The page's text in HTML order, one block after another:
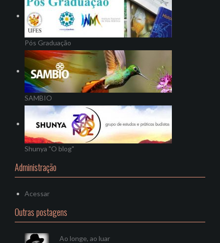
Pós Graduação
SAMBIO
Shunya "O blog"
Administração
Acessar
Outras postagens
Ao longe, ao luar